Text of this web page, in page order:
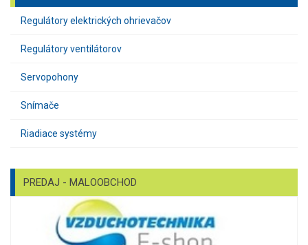
Regulátory elektrických ohrievačov
Regulátory ventilátorov
Servopohony
Snímače
Riadiace systémy
PREDAJ - MALOOBCHOD